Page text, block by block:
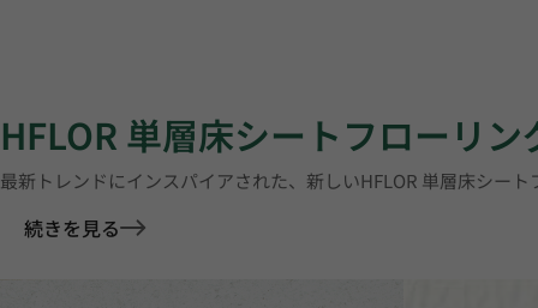
HFLOR 単層床シートフローリン
最新トレンドにインスパイアされた、新しいHFLOR 単層床シー
続きを見る